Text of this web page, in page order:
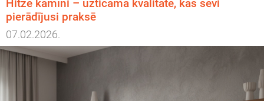
Hitze kamīni – uzticama kvalitāte, kas sevi
pierādījusi praksē
07.02.2026.